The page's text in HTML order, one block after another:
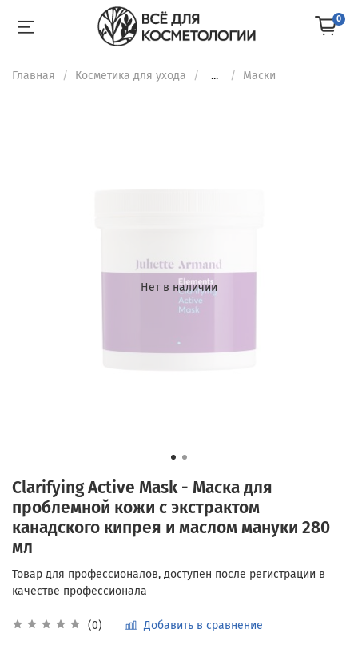
0
Главная Косметика для ухода ... Маски
Нет в наличии
Clarifying Active Mask - Маска для
проблемной кожи с экстрактом
канадского кипрея и маслом мануки 280
мл
(0) Добавить в сравнение